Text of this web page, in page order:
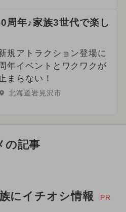
周年♪家族3世代で楽し
規アトラクション登場に
年イベントとワクワクが
まらない！
北海道岩見沢市
の記事
にイチオシ情報 PR